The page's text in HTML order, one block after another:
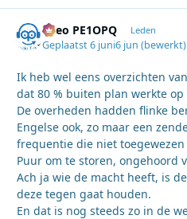
Theo PE1OPQ Leden
Geplaatst6 juni6 jun (bewerkt)
Ik heb wel eens overzichten
dat 80 % buiten plan werkte
De overheden hadden flinke
Engelse ook, zo maar een
frequentie die niet toegewezen
Puur om te storen, ongehoord
Ach ja wie de macht heeft, is
deze tegen gaat houden.
En dat is nog steeds zo in de